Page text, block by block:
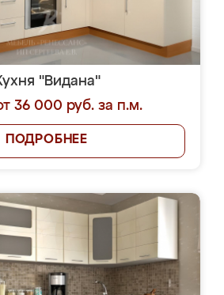
"Видана"
36 000 руб. за п.м.
ПОДРОБНЕЕ